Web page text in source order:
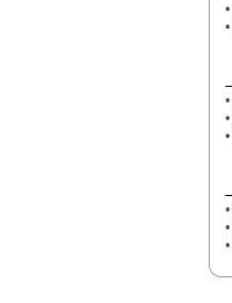
•
•
•
•
•
•
•
•